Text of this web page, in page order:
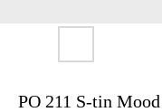
PO 211 S-tin